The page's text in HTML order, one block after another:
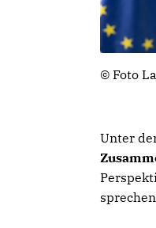
© Foto
Unter